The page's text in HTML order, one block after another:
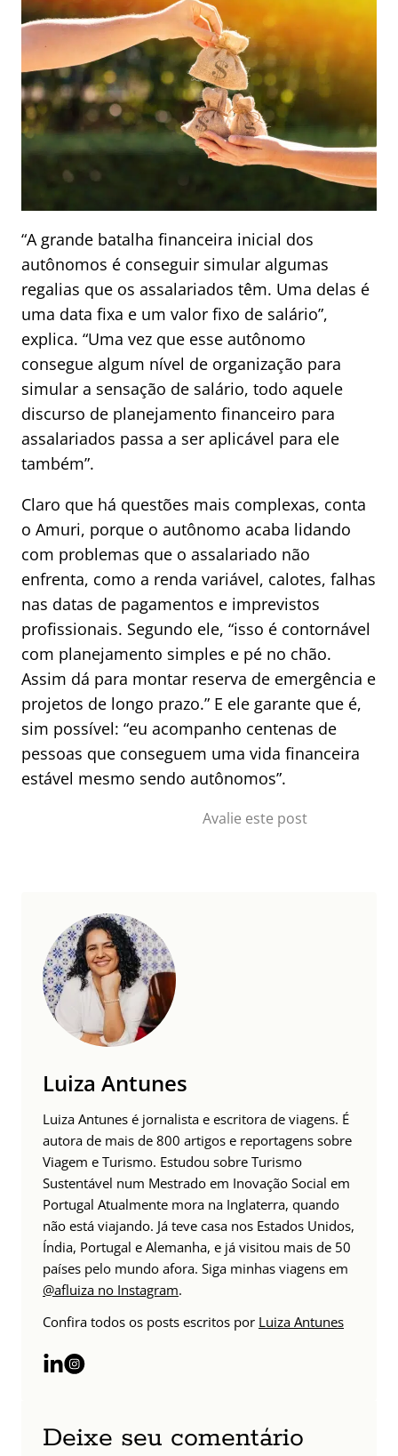
“A grande batalha financeira inicial dos
autônomos é conseguir simular algumas
regalias que os assalariados têm. Uma delas é
uma data fixa e um valor fixo de salário”,
explica. “Uma vez que esse autônomo
consegue algum nível de organização para
simular a sensação de salário, todo aquele
discurso de planejamento financeiro para
assalariados passa a ser aplicável para ele
também”.
Claro que há questões mais complexas, conta
o Amuri, porque o autônomo acaba lidando
com problemas que o assalariado não
enfrenta, como a renda variável, calotes, falhas
nas datas de pagamentos e imprevistos
profissionais. Segundo ele, “isso é contornável
com planejamento simples e pé no chão.
Assim dá para montar reserva de emergência e
projetos de longo prazo.” E ele garante que é,
sim possível: “eu acompanho centenas de
pessoas que conseguem uma vida financeira
estável mesmo sendo autônomos”.
Avalie este post
Luiza Antunes
Luiza Antunes é jornalista e escritora de viagens. É
autora de mais de 800 artigos e reportagens sobre
Viagem e Turismo. Estudou sobre Turismo
Sustentável num Mestrado em Inovação Social em
Portugal Atualmente mora na Inglaterra, quando
não está viajando. Já teve casa nos Estados Unidos,
Índia, Portugal e Alemanha, e já visitou mais de 50
países pelo mundo afora. Siga minhas viagens em
@afluiza no Instagram.
Confira todos os posts escritos por Luiza Antunes
Deixe seu comentário